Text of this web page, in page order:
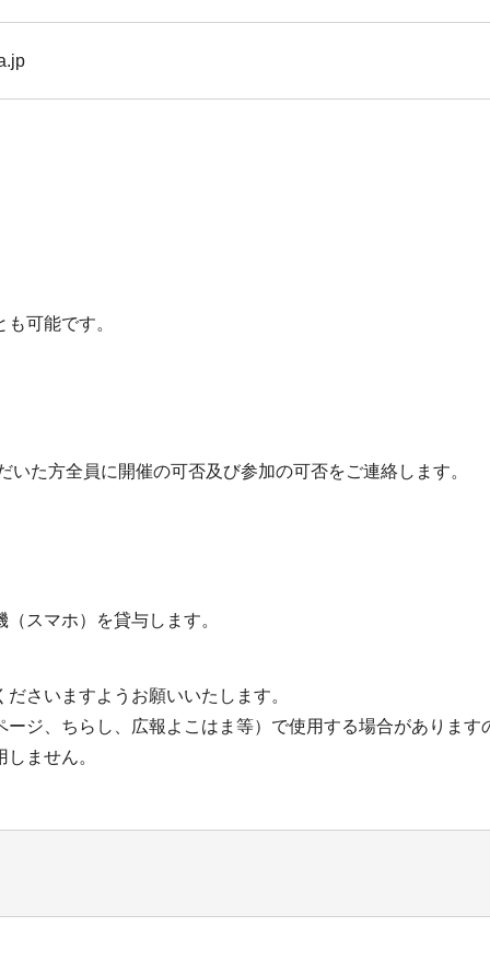
可能です。
た方全員に開催の可否及び参加の可否をご連絡します。
スマホ）を貸与します。
さいますようお願いいたします。
ジ、ちらし、広報よこはま等）で使用する場合がありま
ません。